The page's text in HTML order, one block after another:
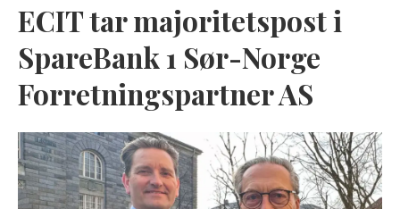
ECIT tar majoritetspost i
SpareBank 1 Sør-Norge
Forretningspartner AS